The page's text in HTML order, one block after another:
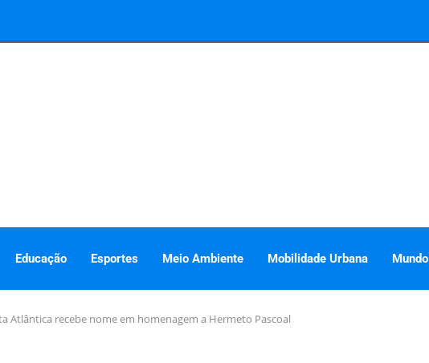
Educação Esportes Meio Ambiente Mobilidade Urbana Mundo
Atlântica recebe nome em homenagem a Hermeto Pascoal